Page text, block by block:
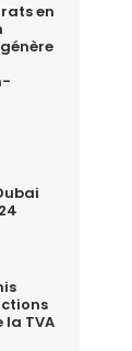
en
TVA